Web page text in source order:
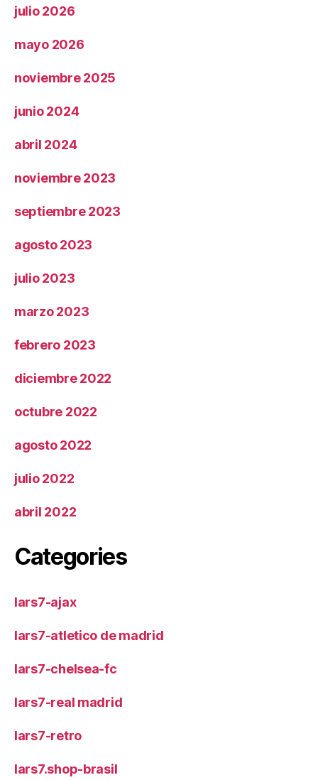
julio 2026
mayo 2026
noviembre 2025
junio 2024
abril 2024
noviembre 2023
septiembre 2023
agosto 2023
julio 2023
marzo 2023
febrero 2023
diciembre 2022
octubre 2022
agosto 2022
julio 2022
abril 2022
Categories
lars7-ajax
lars7-atletico de madrid
lars7-chelsea-fc
lars7-real madrid
lars7-retro
lars7.shop-brasil